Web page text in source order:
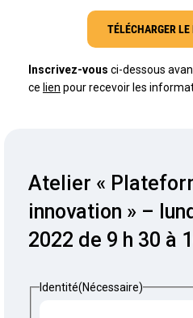
TÉLÉCHARGER
Inscrivez-vous ci-dessous
ce lien pour recevoir les
Atelier «
innovation » –
2022 de 9 h 30 à
Identité(Nécessaire)